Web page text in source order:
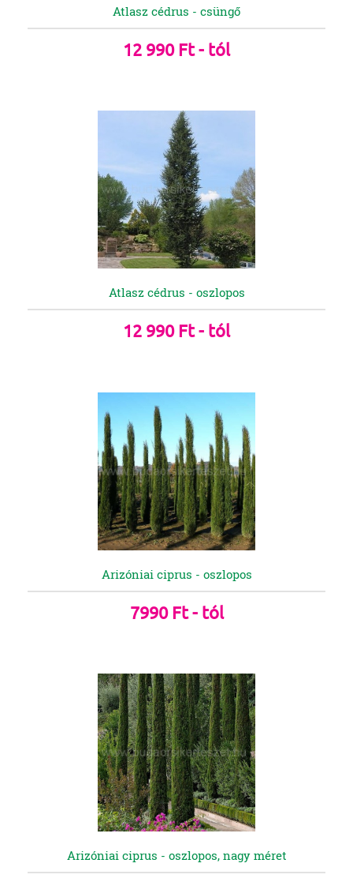
Atlasz cédrus - csüngő
12 990 Ft - tól
Atlasz cédrus - oszlopos
12 990 Ft - tól
Arizóniai ciprus - oszlopos
7990 Ft - tól
Arizóniai ciprus - oszlopos, nagy méret